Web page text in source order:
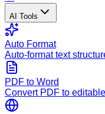
AI Tools
Auto Format
Auto-format text
PDF to Word
Convert PDF to